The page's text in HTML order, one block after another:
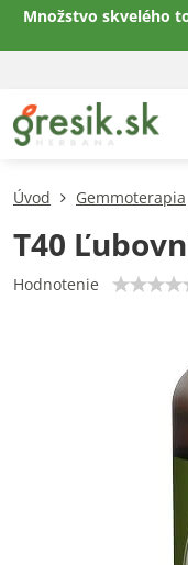
Množstvo skvelého
Úvod Gemmoterapia
T40
Hodnotenie